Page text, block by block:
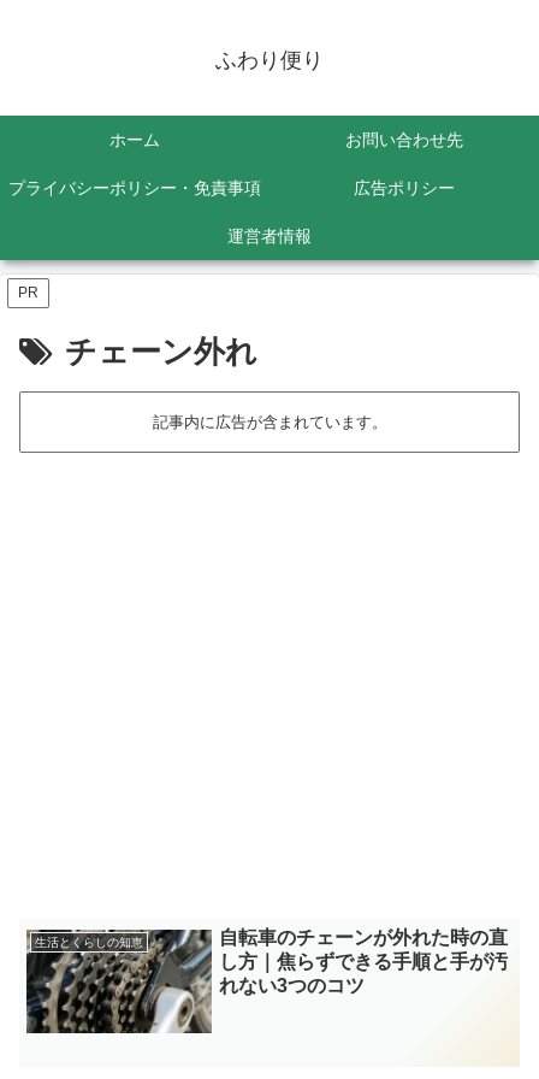
ふわり便り
ホーム お問い合わせ先
プライバシーポリシー・免責事項 広告ポリシー
運営者情報
PR
チェーン外れ
記事内に広告が含まれています。
生活とくらしの知恵
自転車のチェーンが外れた時の直
し方｜焦らずできる手順と手が汚
れない3つのコツ